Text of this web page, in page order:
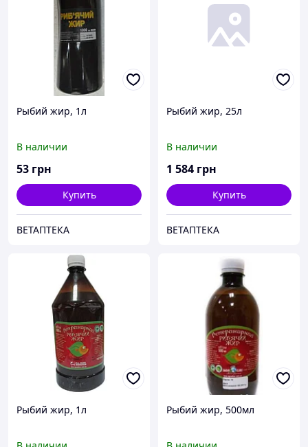
Рыбий жир, 1л
В наличии
53 грн
Купить
ВЕТАПТЕКА
Рыбий жир, 25л
В наличии
1 584 грн
Купить
ВЕТАПТЕКА
Рыбий жир, 1л Рыбий жир, 500мл